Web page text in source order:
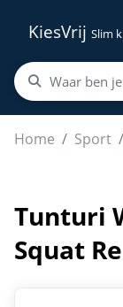
KiesVrij Slim
Home Sport
Tunturi WT40
Tunturi
Squat